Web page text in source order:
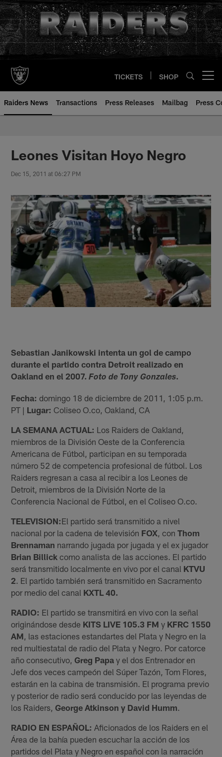
Skip
to
main
content
TICKETS SHOP
Raiders News Transactions Press Releases Mailbag Press
Leones Visitan Hoyo Negro
Dec 15, 2011 at 06:27 PM
Sebastian Janikowski intenta un gol de campo
durante el partido contra Detroit realizado en
Oakland en el 2007.Foto de Tony Gonzales.
Fecha: domingo 18 de diciembre de 2011, 1:05 p.m.
PT | Lugar: Coliseo O.co, Oakland, CA
LA SEMANA ACTUAL: Los Raiders de Oakland,
miembros de la División Oeste de la Conferencia
Americana de Fútbol, participan en su temporada
número 52 de competencia profesional de fútbol. Los
Raiders regresan a casa al recibir a los Leones de
Detroit, miembros de la División Norte de la
Conferencia Nacional de Fútbol, en el Coliseo O.co.
TELEVISION:El partido será transmitido a nivel
nacional por la cadena de televisión FOX , conThom
Brennaman narrando jugada por jugada y el ex jugador
Brian Billick como analista de las acciones. El partido
será transmitido localmente en vivo por el canal KTVU
2 . El partido también será transmitido en Sacramento
por medio del canal KXTL 40.
RADIO: El partido se transmitirá en vivo con la señal
originándose desde KITS LIVE 105.3 FM y KFRC 1550
AM , las estaciones estandartes del Plata y Negro en la
red multiestatal de radio del Plata y Negro. Por catorce
año consecutivo,Greg Papa y el dos Entrenador en
Jefe dos veces campeón del Súper Tazón, Tom Flores,
estarán en la cabina de transmisión. El programa previo
y posterior de radio será conducido por las leyendas de
los Raiders,George Atkinson y David Humm
RADIO EN ESPAÑOL: Aficionados de los Raiders en el
Área de la bahía pueden escuchar la acción de los
partidos del Plata y Negro en español con la narración